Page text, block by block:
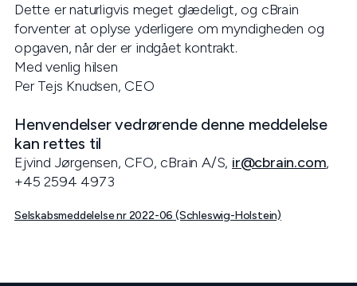
Dette er naturligvis meget glædeligt, og cBrain
forventer at oplyse yderligere om myndigheden og
opgaven, når der er indgået kontrakt.
Med venlig hilsen
Per Tejs Knudsen, CEO
Henvendelser vedrørende denne meddelelse
kan rettes til
Ejvind Jørgensen, CFO, cBrain A/S, ir@cbrain.com,
+45 2594 4973
Selskabsmeddelelse nr 2022-06 (Schleswig-Holstein)